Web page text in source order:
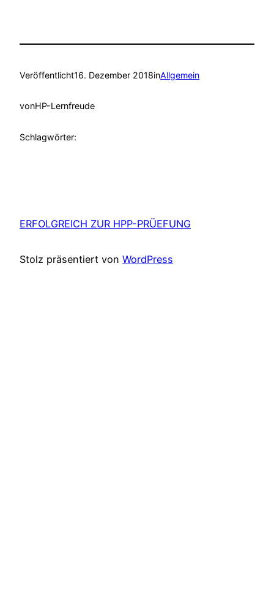
Veröffentlicht16. Dezember 2018inAllgemein
vonHP-Lernfreude
Schlagwörter:
ERFOLGREICH ZUR HPP-PRÜEFUNG
Stolz präsentiert von WordPress